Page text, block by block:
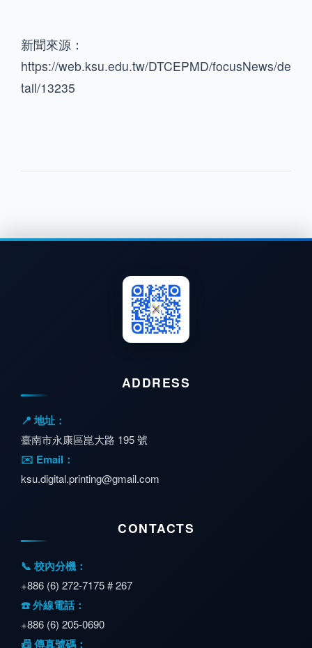
新聞來源：
https://web.ksu.edu.tw/DTCEPMD/focusNews/de
tail/13235
ADDRESS
📍 地址：
臺南市永康區崑大路 195 號
✉️ Email：
ksu.digital.printing@gmail.com
CONTACTS
📞 校內分機：
+886 (6) 272-7175 # 267
☎️ 外線電話：
+886 (6) 205-0690
📠 傳真號碼：